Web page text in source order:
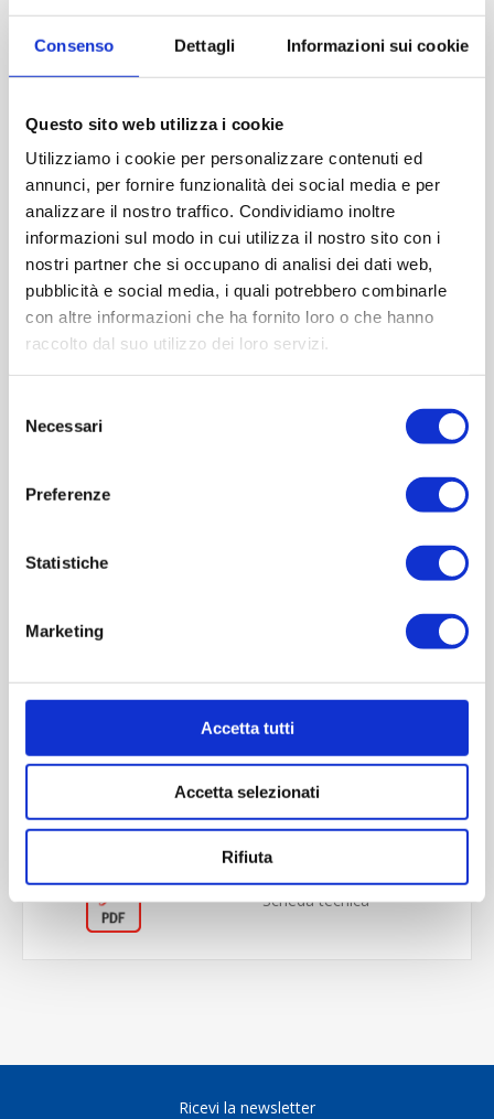
Consenso Dettagli Informazioni sui cookie
Questo sito web utilizza i cookie
Utilizziamo i cookie per personalizzare contenuti ed
annunci, per fornire funzionalità dei social media e per
analizzare il nostro traffico. Condividiamo inoltre
informazioni sul modo in cui utilizza il nostro sito con i
nostri partner che si occupano di analisi dei dati web,
pubblicità e social media, i quali potrebbero combinarle
con altre informazioni che ha fornito loro o che hanno
raccolto dal suo utilizzo dei loro servizi.
delNecessari
Preferenze
Statistiche
Marketing
Accetta tutti
Accetta selezionati
Rifiuta
Imboccatura:T.vite pp18
Diametro (mm):34
Altezza (mm):120
Larghezza (mm):0
Quantità per imballo (ordine minimo 1 collo):9900
Cod.: HUT105
Please select the address you want to ship to
OVERVIEW
REVIEWS
CONTACT US
Scheda tecnica
Ricevi la newsletter